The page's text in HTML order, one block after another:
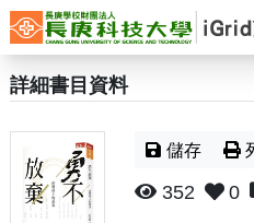
詳細書目資料
儲存
352 0